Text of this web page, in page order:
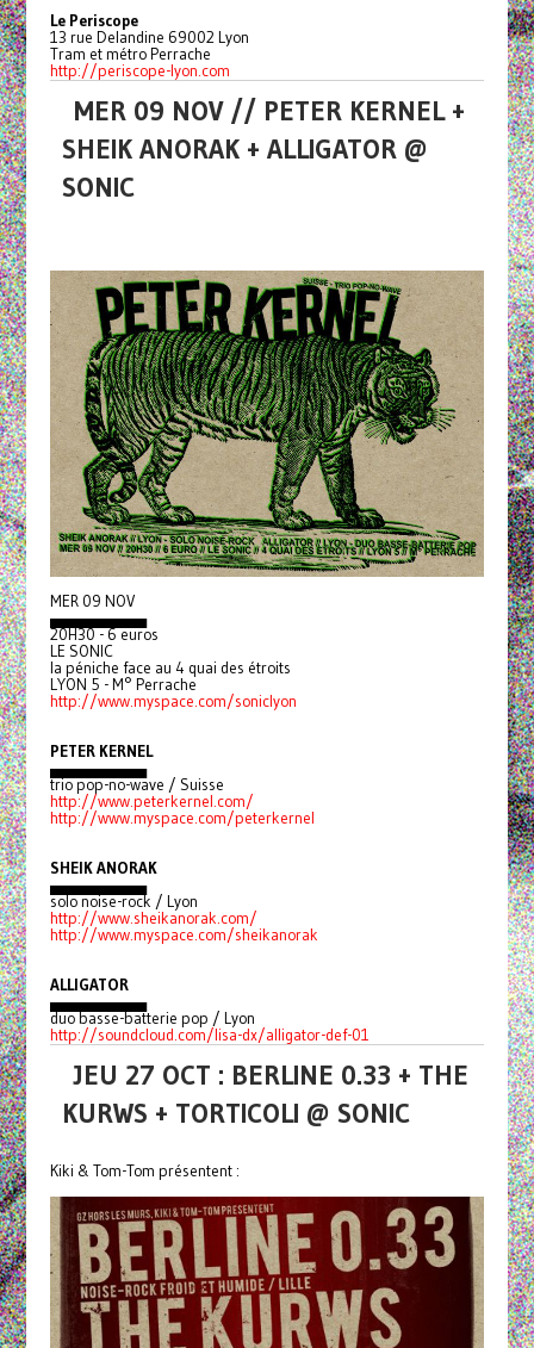
Le Periscope
13 rue Delandine 69002 Lyon
Tram et métro Perrache
http://periscope-lyon.com
MER 09 NOV // PETER KERNEL +
SHEIK ANORAK + ALLIGATOR @
SONIC
MER 09 NOV
▄▄▄▄▄▄▄▄▄
20H30 - 6 euros
LE SONIC
la péniche face au 4 quai des étroits
LYON 5 - M° Perrache
http://www.myspace.com/soniclyon
PETER KERNEL
▄▄▄▄▄▄▄▄▄
trio pop-no-wave / Suisse
http://www.peterkernel.com/
http://www.myspace.com/peterkernel
SHEIK ANORAK
▄▄▄▄▄▄▄▄▄
solo noise-rock / Lyon
http://www.sheikanorak.com/
http://www.myspace.com/sheikanorak
ALLIGATOR
▄▄▄▄▄▄▄▄▄
duo basse-batterie pop / Lyon
http://soundcloud.com/lisa-dx/alligator-def-01
JEU 27 OCT : BERLINE 0.33 + THE
KURWS + TORTICOLI @ SONIC
Kiki & Tom-Tom présentent :